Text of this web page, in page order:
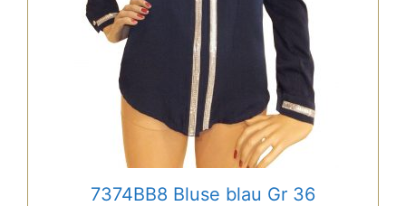
7374BB8 Bluse blau Gr 36